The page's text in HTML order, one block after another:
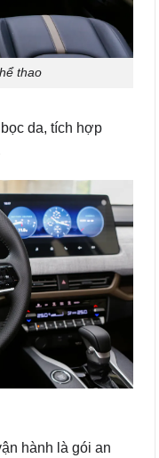
thao
da, tích hợp
hành là gói an